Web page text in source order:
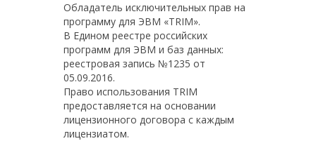
Обладатель исключительных прав на
программу для ЭВМ «TRIM».
В Едином реестре российских
программ для ЭВМ и баз данных:
реестровая запись №1235 от
05.09.2016.
Право использования TRIM
предоставляется на основании
лицензионного договора с каждым
лицензиатом.